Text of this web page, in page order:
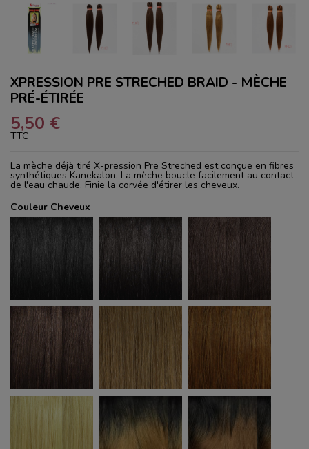
XPRESSION PRE STRECHED BRAID - MÈCHE
PRÉ-ÉTIRÉE
5,50 €
TTC
La mèche déjà tiré X-pression Pre Streched est conçue en fibres
synthétiques Kanekalon. La mèche boucle facilement au contact
de l'eau chaude. Finie la corvée d'étirer les cheveux.
Couleur Cheveux
1B